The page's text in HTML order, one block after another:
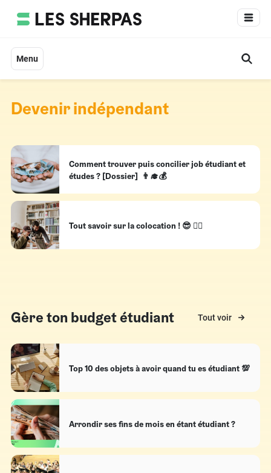
Menu
Devenir indépendant
Comment trouver puis concilier job étudiant et
études ? [Dossier] 👨‍🎓💰
Tout savoir sur la colocation ! 😎 👯‍♀️
Gère ton budget étudiant Tout voir
Top 10 des objets à avoir quand tu es étudiant 💯
Arrondir ses fins de mois en étant étudiant ?